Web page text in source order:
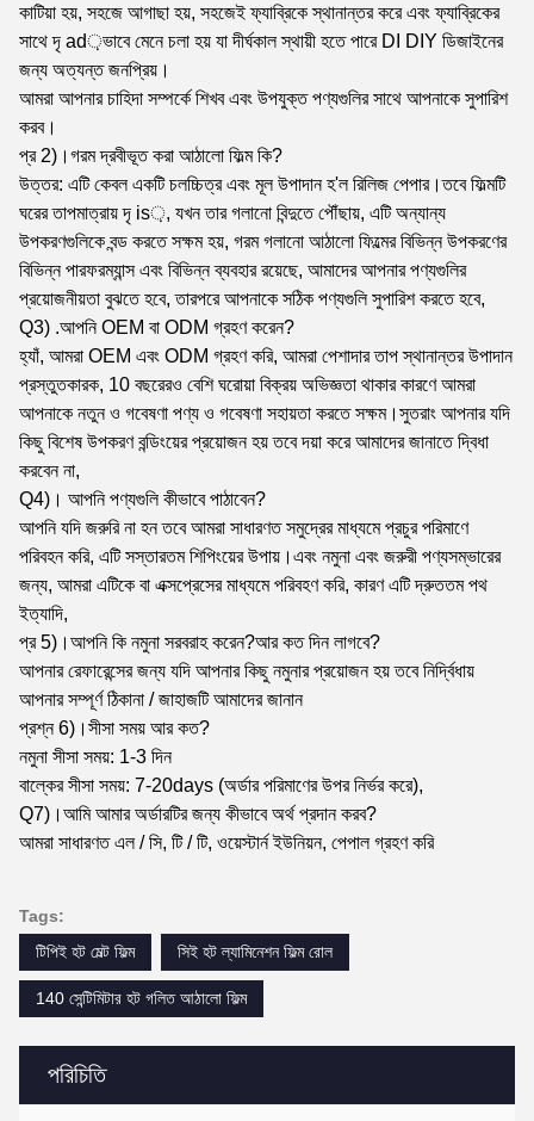
পরিচিতি
কাটিয়া হয়, সহজে আগাছা হয়, সহজেই ফ্যাব্রিকে স্থানান্তর করে এবং ফ্যাব্রিকের
সাথে দৃ ad়ভাবে মেনে চলা হয় যা দীর্ঘকাল স্থায়ী হতে পারে DI DIY ডিজাইনের
জন্য অত্যন্ত জনপ্রিয়।
আমরা আপনার চাহিদা সম্পর্কে শিখব এবং উপযুক্ত পণ্যগুলির সাথে আপনাকে সুপারিশ
করব।
প্র 2)।গরম দ্রবীভূত করা আঠালো ফিল্ম কি?
উত্তর: এটি কেবল একটি চলচ্চিত্র এবং মূল উপাদান হ'ল রিলিজ পেপার।তবে ফিল্মটি
ঘরের তাপমাত্রায় দৃ is়, যখন তার গলানো বিন্দুতে পৌঁছায়, এটি অন্যান্য
উপকরণগুলিকে বন্ড করতে সক্ষম হয়, গরম গলানো আঠালো ফিল্মের বিভিন্ন উপকরণের
বিভিন্ন পারফরম্যান্স এবং বিভিন্ন ব্যবহার রয়েছে, আমাদের আপনার পণ্যগুলির
প্রয়োজনীয়তা বুঝতে হবে, তারপরে আপনাকে সঠিক পণ্যগুলি সুপারিশ করতে হবে,
Q3) .আপনি OEM বা ODM গ্রহণ করেন?
হ্যাঁ, আমরা OEM এবং ODM গ্রহণ করি, আমরা পেশাদার তাপ স্থানান্তর উপাদান
প্রস্তুতকারক, 10 বছরেরও বেশি ঘরোয়া বিক্রয় অভিজ্ঞতা থাকার কারণে আমরা
আপনাকে নতুন ও গবেষণা পণ্য ও গবেষণা সহায়তা করতে সক্ষম।সুতরাং আপনার যদি
কিছু বিশেষ উপকরণ বন্ডিংয়ের প্রয়োজন হয় তবে দয়া করে আমাদের জানাতে দ্বিধা
করবেন না,
Q4)। আপনি পণ্যগুলি কীভাবে পাঠাবেন?
আপনি যদি জরুরি না হন তবে আমরা সাধারণত সমুদ্রের মাধ্যমে প্রচুর পরিমাণে
পরিবহন করি, এটি সস্তারতম শিপিংয়ের উপায়।এবং নমুনা এবং জরুরী পণ্যসম্ভারের
জন্য, আমরা এটিকে বা এক্সপ্রেসের মাধ্যমে পরিবহণ করি, কারণ এটি দ্রুততম পথ
ইত্যাদি,
প্র 5)।আপনি কি নমুনা সরবরাহ করেন?আর কত দিন লাগবে?
আপনার রেফারেন্সের জন্য যদি আপনার কিছু নমুনার প্রয়োজন হয় তবে নির্দ্বিধায়
আপনার সম্পূর্ণ ঠিকানা / জাহাজটি আমাদের জানান
প্রশ্ন 6)।সীসা সময় আর কত?
নমুনা সীসা সময়: 1-3 দিন
বাল্কের সীসা সময়: 7-20days (অর্ডার পরিমাণের উপর নির্ভর করে),
Q7)।আমি আমার অর্ডারটির জন্য কীভাবে অর্থ প্রদান করব?
আমরা সাধারণত এল / সি, টি / টি, ওয়েস্টার্ন ইউনিয়ন, পেপাল গ্রহণ করি
Tags:
টিপিই হট মেল্ট ফিল্ম
সিই হট ল্যামিনেশন ফিল্ম রোল
140 সেন্টিমিটার হট গলিত আঠালো ফিল্ম